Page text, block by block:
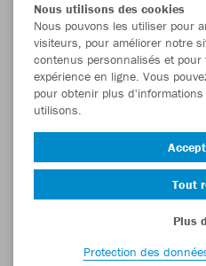
Nous utilisons des cookies
Nous pouvons les utiliser pour
visiteurs, pour améliorer notre
contenus personnalisés et
expérience en ligne. Vous
pour obtenir plus
utilisons.
Tout
Plus
Protection des